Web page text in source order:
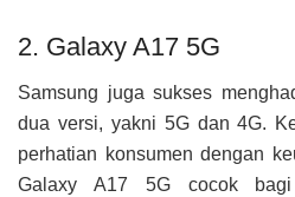
2. Galaxy A17 5G
Samsung juga sukses
dua versi, yakni 5G dan 4G.
perhatian konsumen dengan
Galaxy A17 5G cocok